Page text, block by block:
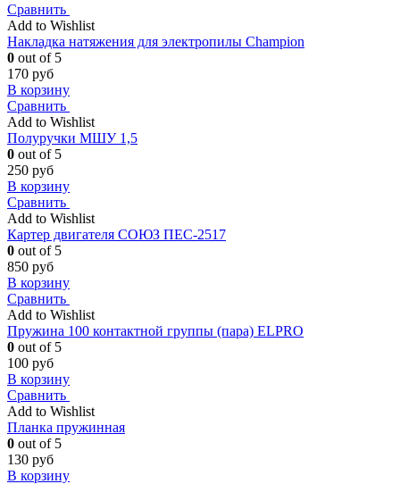
Сравнить
Add to Wishlist
Накладка натяжения для электропилы Champion
0 out of 5
170 руб
В корзину
Сравнить
Add to Wishlist
Полуручки МШУ 1,5
0 out of 5
250 руб
В корзину
Сравнить
Add to Wishlist
Картер двигателя СОЮЗ ПЕС-2517
0 out of 5
850 руб
В корзину
Сравнить
Add to Wishlist
Пружина 100 контактной группы (пара) ELPRO
0 out of 5
100 руб
В корзину
Сравнить
Add to Wishlist
Планка пружинная
0 out of 5
130 руб
В корзину